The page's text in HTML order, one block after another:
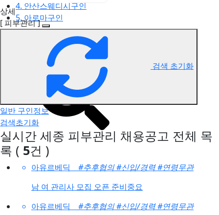
4. 안산스웨디시구인
5. 아로마구인
세종 피부관리 구인정보
상세
[ 피부관리 ]
검색 초기화
일반 구인정보
검색초기화
실시간 세종 피부관리 채용공고 전체 목
록 ( 5건 )
아유르베딕 #추후협의#신입/경력#연령무관
남 여 관리사 모집 오픈 준비중요
아유르베딕
#추후협의#신입/경력#연령무관